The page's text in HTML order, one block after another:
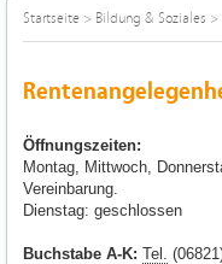
Startseite > Bildung & Soziales >
Öffnungszeiten:
Montag, Mittwoch,
Vereinbarung.
Dienstag: geschlossen
Buchstabe A-K: Tel.